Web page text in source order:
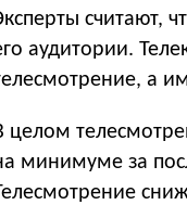
считают,
аудитории.
а
целом
минимуме за